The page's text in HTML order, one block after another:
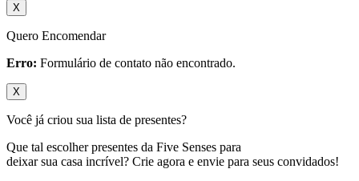
X
Quero Encomendar
Erro: Formulário de contato não encontrado.
X
Você já criou sua lista de presentes?
Que tal escolher presentes da Five Senses para
deixar sua casa incrível? Crie agora e envie para seus convidados!